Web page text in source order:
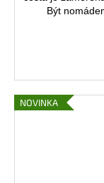
Být
NOVINKA